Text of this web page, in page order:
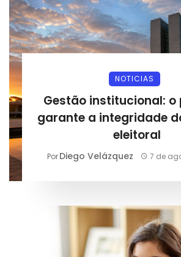
NOTICIAS
Gestão institucional: o
garante a integridade
eleitoral
PorDiego Velázquez 7 de